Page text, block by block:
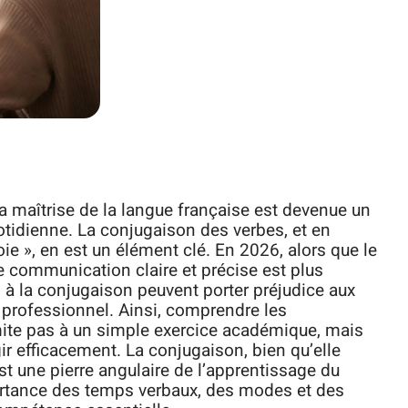
maîtrise de la langue française est devenue un
La conjugaison des verbes, et en
», en est un élément clé. En 2026, alors que le
communication claire et précise est plus
la conjugaison peuvent porter préjudice aux
Ainsi, comprendre les
pas à un simple exercice académique, mais
efficacement. La conjugaison, bien qu’elle
une pierre angulaire de l’apprentissage du
des temps verbaux, des modes et des